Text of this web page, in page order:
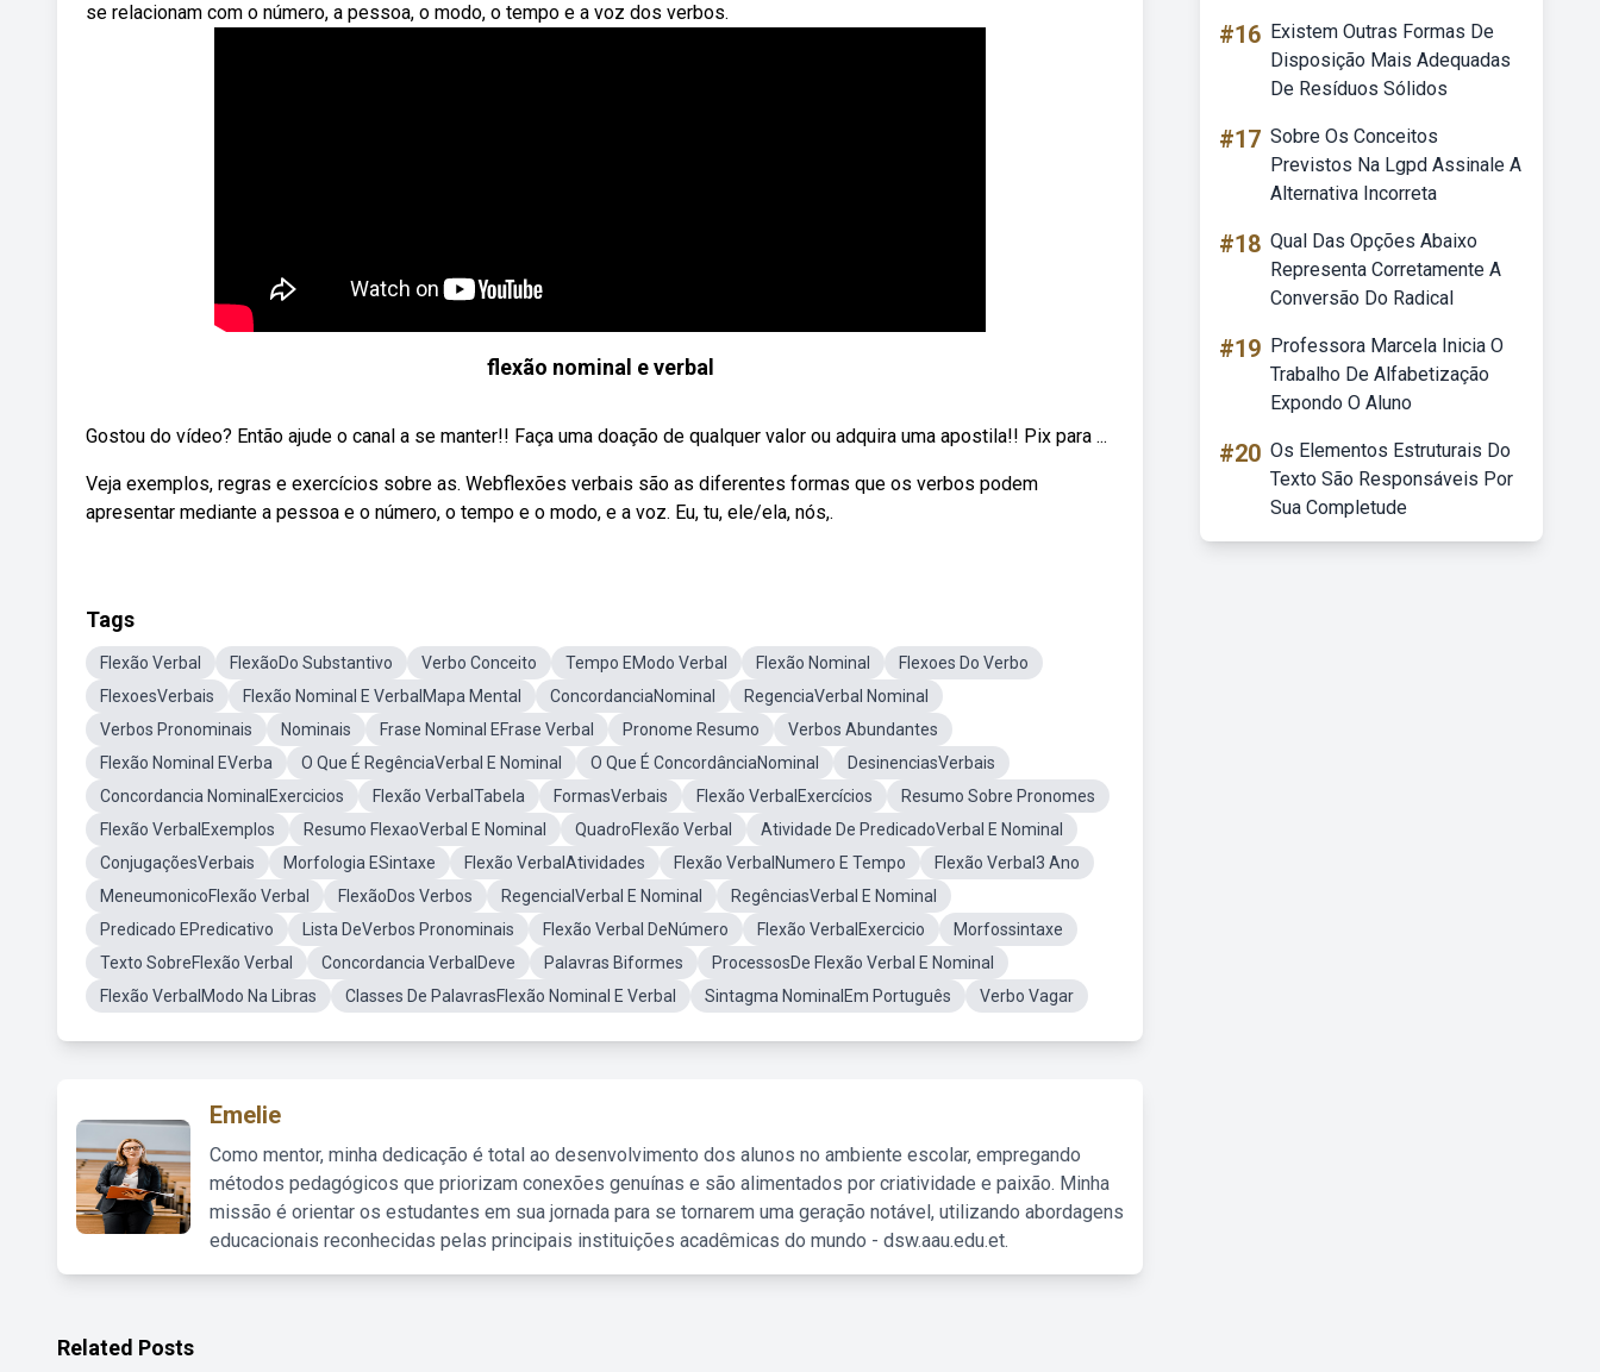
se relacionam com o número, a pessoa, o modo, o tempo e a voz dos verbos.
flexão nominal e verbal
Gostou do vídeo? Então ajude o canal a se manter!! Faça uma doação de qualquer valor ou adquira uma apostila!! Pix para ...
Veja exemplos, regras e exercícios sobre as. Webflexões verbais são as diferentes formas que os verbos podem
apresentar mediante a pessoa e o número, o tempo e o modo, e a voz. Eu, tu, ele/ela, nós,.
Tags
Flexão Verbal FlexãoDo Substantivo Verbo Conceito Tempo EModo Verbal Flexão Nominal
Flexoes Do Verbo
FlexoesVerbais
Flexão Nominal E VerbalMapa Mental ConcordanciaNominal
RegenciaVerbal Nominal
Verbos Pronominais
Nominais Frase Nominal EFrase Verbal Pronome Resumo
Verbos Abundantes
Flexão Nominal EVerba
O Que É RegênciaVerbal E Nominal O Que É ConcordânciaNominal
DesinenciasVerbais
Concordancia NominalExercicios
Flexão VerbalTabela FormasVerbais Flexão VerbalExercícios
Resumo Sobre Pronomes
Flexão VerbalExemplos
Resumo FlexaoVerbal E Nominal QuadroFlexão Verbal
Atividade De PredicadoVerbal E Nominal
ConjugaçõesVerbais
Morfologia ESintaxe Flexão VerbalAtividades Flexão VerbalNumero E Tempo
Flexão Verbal3 Ano
MeneumonicoFlexão Verbal
FlexãoDos Verbos RegencialVerbal E Nominal
RegênciasVerbal E Nominal
Predicado EPredicativo
Lista DeVerbos Pronominais Flexão Verbal DeNúmero Flexão VerbalExercicio
Morfossintaxe
Texto SobreFlexão Verbal
Concordancia VerbalDeve Palavras Biformes
ProcessosDe Flexão Verbal E Nominal
Flexão VerbalModo Na Libras
Classes De PalavrasFlexão Nominal E Verbal Sintagma NominalEm Português Verbo Vagar
Emelie
Como mentor, minha dedicação é total ao desenvolvimento dos alunos no ambiente escolar, empregando
métodos pedagógicos que priorizam conexões genuínas e são alimentados por criatividade e paixão. Minha
missão é orientar os estudantes em sua jornada para se tornarem uma geração notável, utilizando abordagens
educacionais reconhecidas pelas principais instituições acadêmicas do mundo - dsw.aau.edu.et.
#16 Existem Outras Formas De
Disposição Mais Adequadas
De Resíduos Sólidos
#17 Sobre Os Conceitos
Previstos Na Lgpd Assinale A
Alternativa Incorreta
#18 Qual Das Opções Abaixo
Representa Corretamente A
Conversão Do Radical
#19 Professora Marcela Inicia O
Trabalho De Alfabetização
Expondo O Aluno
#20 Os Elementos Estruturais Do
Texto São Responsáveis Por
Sua Completude
Related Posts